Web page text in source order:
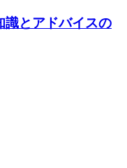
識とアドバイスの